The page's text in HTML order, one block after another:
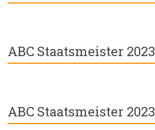
ABC Staatsmeister 2023
ABC Staatsmeister 2023